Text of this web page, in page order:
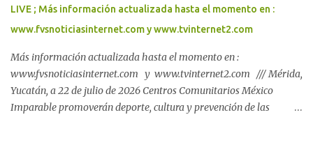
economía de ...
LIVE ; Más información actualizada hasta el momento en :
www.fvsnoticiasinternet.com y www.tvinternet2.com
Más información actualizada hasta el momento en :
www.fvsnoticiasinternet.com y www.tvinternet2.com /// Mérida,
Yucatán, a 22 de julio de 2026 Centros Comunitarios México
Imparable promoverán deporte, cultura y prevención de las